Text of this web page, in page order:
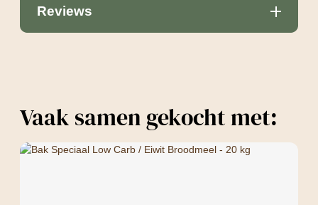
Reviews
Vaak samen gekocht met: